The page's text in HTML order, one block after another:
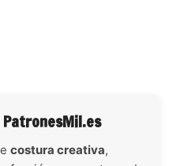
costura creativa,